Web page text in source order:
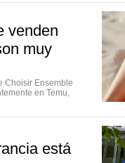
venden
muy
Choisir Ensemble
en Temu,
está